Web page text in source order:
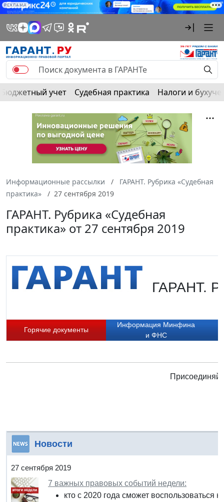
РЕКЛАМА
Бюджетный учет Судебная практика Налоги и
Информационные рассылки
ГАРАНТ. Рубрика «Судебная
практика»
27 сентября 2019
ГАРАНТ. Рубрика «Судебная
практика» от 27 сентября 2019
ГАРАНТ.
Горячие документы
Информация Минфина
и ФНС
Новости
27 сентября 2019
7 важных правовых событий недели:
кто с 2020 года сможет